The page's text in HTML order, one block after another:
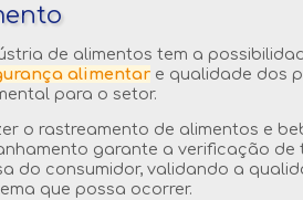
de alimentos tem a
alimentar e qualidade dos
para o setor.
o rastreamento de alimentos e
garante a verificação de
do consumidor, validando a
que possa ocorrer.